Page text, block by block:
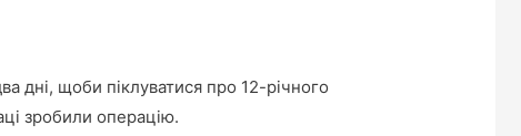
дні, щоби піклуватися про 12-річного
зробили операцію.